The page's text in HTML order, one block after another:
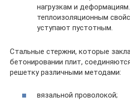
нагрузкам и
теплоизоляционным
уступают пустотным.
Стальные стержни, которые
бетонировании плит,
решетку различными методами:
вязальной проволокой;